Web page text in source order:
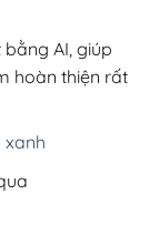
AI, giúp
hoàn thiện rất
xanh